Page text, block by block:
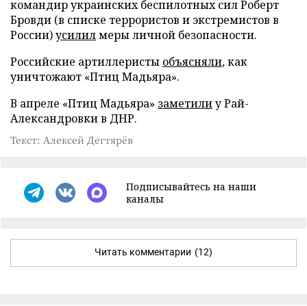
командир украинских беспилотных сил Роберт
Бровди (в списке террористов и экстремистов в
России)усилилмеры личной безопасности.
Российские артиллеристы объясняли, как
уничтожают «Птиц Мадьяра».
В апреле «Птиц Мадьяра» заметилиу Рай-
Александровки в ДНР.
Текст: Алексей Дегтярёв
Подписывайтесь на наши
каналы
Читать комментарии (12)